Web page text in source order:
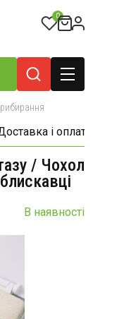
0
і оплата
/ Чохол
В наявності